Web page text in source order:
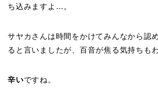
ち込みますよ…。
サヤカさんは時間をかけてみんなから認
ると言いましたが、百音が焦る気持ちも
辛いですね。